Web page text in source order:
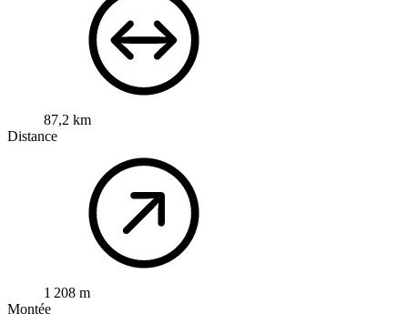
87,2 km
Distance
1 208 m
Montée